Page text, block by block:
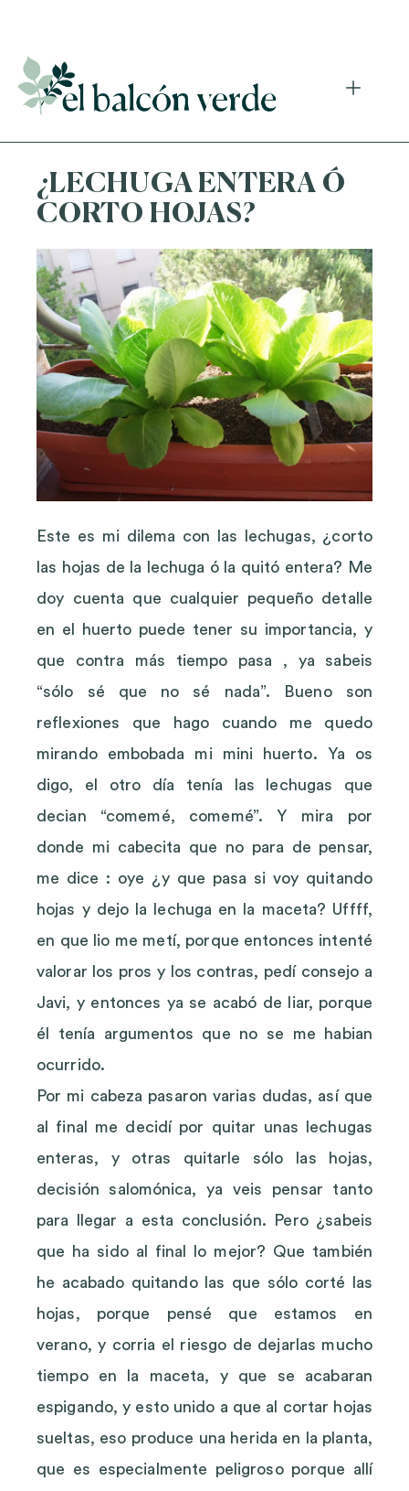
¿LECHUGA ENTERA Ó
CORTO HOJAS?
Este es mi dilema con las lechugas, ¿corto
las hojas de la lechuga ó la quitó entera? Me
doy cuenta que cualquier pequeño detalle
en el huerto puede tener su importancia, y
que contra más tiempo pasa , ya sabeis
“sólo sé que no sé nada”. Bueno son
reflexiones que hago cuando me quedo
mirando embobada mi mini huerto. Ya os
digo, el otro día tenía las lechugas que
decian “comemé, comemé”. Y mira por
donde mi cabecita que no para de pensar,
me dice : oye ¿y que pasa si voy quitando
hojas y dejo la lechuga en la maceta? Uffff,
en que lio me metí, porque entonces intenté
valorar los pros y los contras, pedí consejo a
Javi, y entonces ya se acabó de liar, porque
él tenía argumentos que no se me habian
ocurrido.
Por mi cabeza pasaron varias dudas, así que
al final me decidí por quitar unas lechugas
enteras, y otras quitarle sólo las hojas,
decisión salomónica, ya veis pensar tanto
para llegar a esta conclusión. Pero ¿sabeis
que ha sido al final lo mejor? Que también
he acabado quitando las que sólo corté las
hojas, porque pensé que estamos en
verano, y corria el riesgo de dejarlas mucho
tiempo en la maceta, y que se acabaran
espigando, y esto unido a que al cortar hojas
sueltas, eso produce una herida en la planta,
que es especialmente peligroso porque allí